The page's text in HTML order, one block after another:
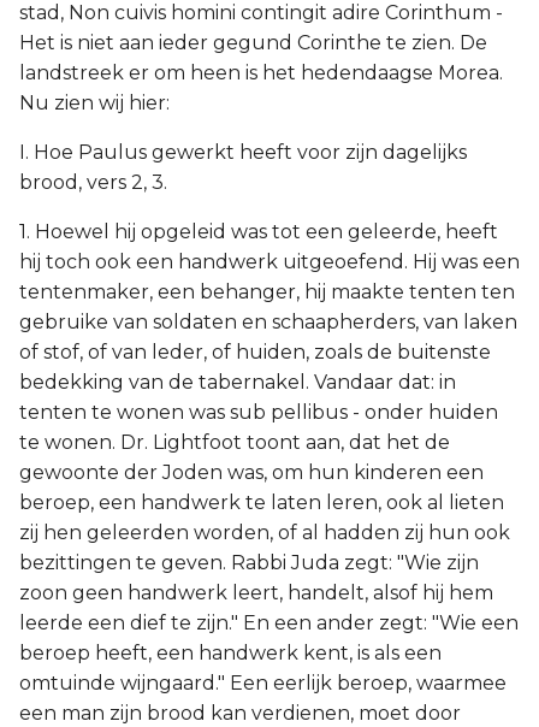
stad, Non cuivis homini contingit adire Corinthum -
Het is niet aan ieder gegund Corinthe te zien. De
landstreek er om heen is het hedendaagse Morea.
Nu zien wij hier:
I. Hoe Paulus gewerkt heeft voor zijn dagelijks
brood, vers 2, 3.
1. Hoewel hij opgeleid was tot een geleerde, heeft
hij toch ook een handwerk uitgeoefend. Hij was een
tentenmaker, een behanger, hij maakte tenten ten
gebruike van soldaten en schaapherders, van laken
of stof, of van leder, of huiden, zoals de buitenste
bedekking van de tabernakel. Vandaar dat: in
tenten te wonen was sub pellibus - onder huiden
te wonen. Dr. Lightfoot toont aan, dat het de
gewoonte der Joden was, om hun kinderen een
beroep, een handwerk te laten leren, ook al lieten
zij hen geleerden worden, of al hadden zij hun ook
bezittingen te geven. Rabbi Juda zegt: "Wie zijn
zoon geen handwerk leert, handelt, alsof hij hem
leerde een dief te zijn." En een ander zegt: "Wie een
beroep heeft, een handwerk kent, is als een
omtuinde wijngaard." Een eerlijk beroep, waarmee
een man zijn brood kan verdienen, moet door